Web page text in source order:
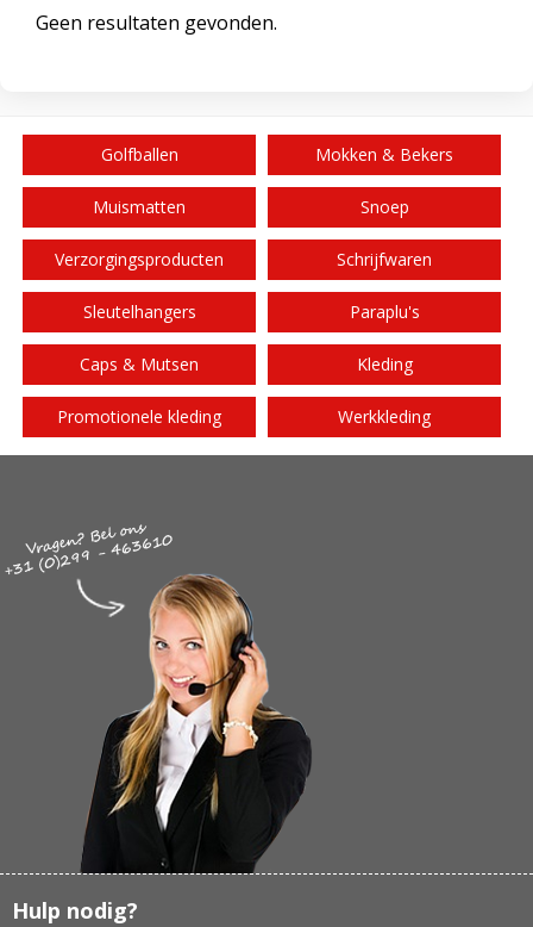
Geen resultaten gevonden.
Golfballen Mokken & Bekers
Muismatten Snoep
Verzorgingsproducten Schrijfwaren
Sleutelhangers Paraplu's
Caps & Mutsen Kleding
Promotionele kleding Werkkleding
Hulp nodig?